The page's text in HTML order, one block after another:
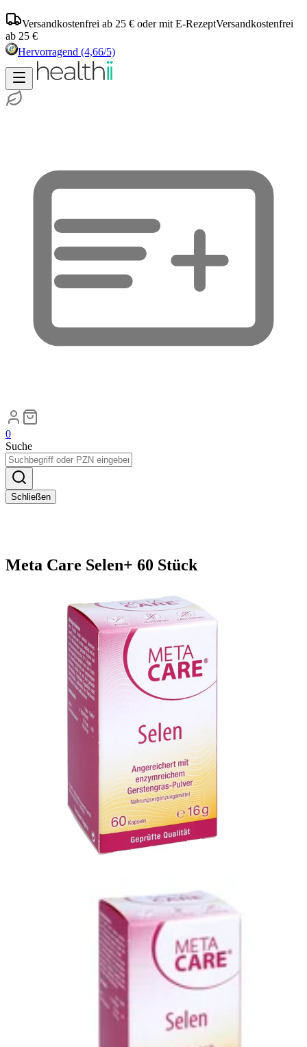
Versandkostenfrei ab 25 € oder mit E-RezeptVersandkostenfrei
ab 25 €
Hervorragend (4,66/5)
0
Suche
Schließen
Meta Care Selen+ 60 Stück